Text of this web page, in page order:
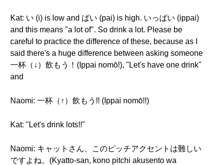
Kat: い (i) is low and ぱい (pai) is high. いっぱい (ippai)
and this means "a lot of". So drink a lot. Please be
careful to practice the difference of these, because as I
said there's a huge difference between asking someone
一杯（↓）飲もう！(Ippai nomō!), "Let's have one drink"
and
Naomi: 一杯（↑）飲もう!! (Ippai nomō!!)
Kat: "Let's drink lots!!"
Naomi: キャットさん、このピッチアクセントは難しい
ですよね。(Kyatto-san, kono pitchi akusento wa